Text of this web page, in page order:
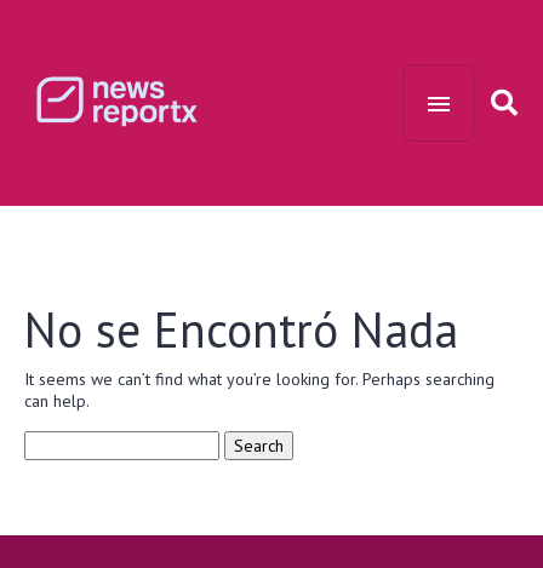
No se Encontró Nada
It seems we can’t find what you’re looking for. Perhaps searching
can help.